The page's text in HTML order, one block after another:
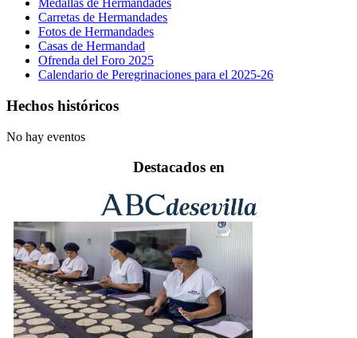
Medallas de Hermandades
Carretas de Hermandades
Fotos de Hermandades
Casas de Hermandad
Ofrenda del Foro 2025
Calendario de Peregrinaciones para el 2025-26
Hechos históricos
No hay eventos
Destacados en